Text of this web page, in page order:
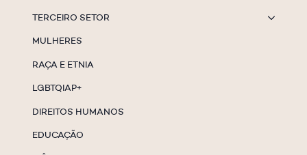
TERCEIRO SETOR
MULHERES
RAÇA E ETNIA
LGBTQIAP+
DIREITOS HUMANOS
EDUCAÇÃO